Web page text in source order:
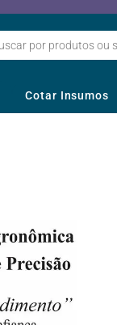
Cotar Insumos